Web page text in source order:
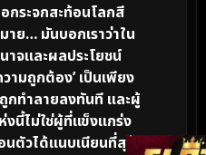
กระจกสะท้อนโลกสี
ย… มันบอกเราว่าใน
จและผลประโยชน์
วามถูกต้อง’ เป็นเพียง
กทำลายลงทันที และผู้
งนี้ไม่ใช่ผู้ที่แข็งแกร่ง
ตัวได้แนบเนียนที่สุด